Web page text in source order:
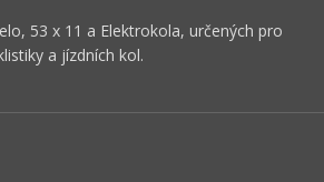
53 x 11 a Elektrokola, určených pro
a jízdních kol.